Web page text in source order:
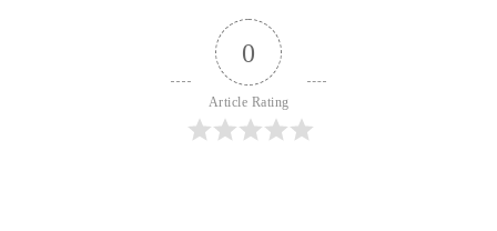
0
Article Rating